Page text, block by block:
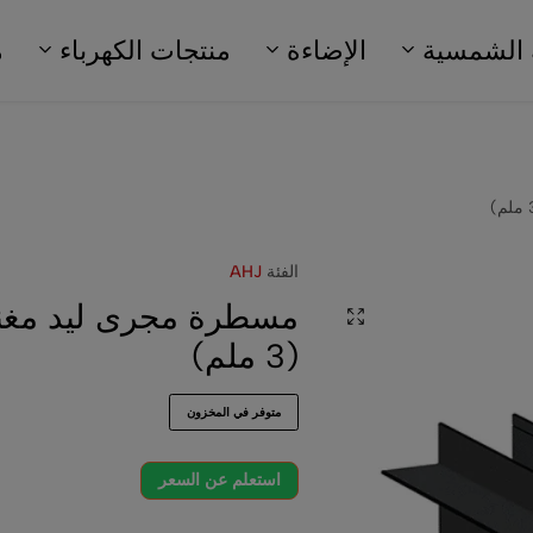
الشمسية الإضاءة منتجات الكهرباء
الفئة AHJ
مسطرة مجرى ليد
(3 ملم)
متوفر في المخزون
استعلم عن السعر